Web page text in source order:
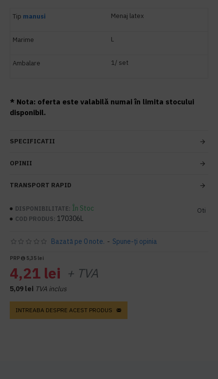
Tip manusi Menaj latex
Marime L
Ambalare 1/ set
* Nota: oferta este valabilă numai în limita stocului
disponibil.
SPECIFICATII
OPINII
TRANSPORT RAPID
DISPONIBILITATE: În Stoc
COD PRODUS: 170306L
Oti
Bazată pe 0 note. - Spune-ţi opinia
PRP 5,35 lei
4,21 lei + TVA
5,09 lei TVA inclus
INTREABA DESPRE ACEST PRODUS